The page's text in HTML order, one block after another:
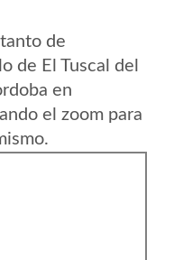
de
de El Tuscal del
en
el zoom para